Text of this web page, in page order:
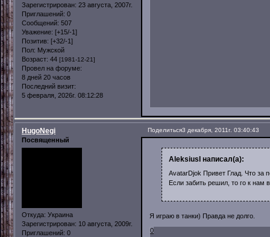
Зарегистрирован: 23 августа, 2007г.
Приглашений: 0
Сообщений: 507
Уважение: [+15/-1]
Позитив: [+32/-1]
Пол: Мужской
Возраст: 44 [1981-12-21]
Провел на форуме:
8 дней 20 часов
Последний визит:
5 февраля, 2026г. 08:12:28
Поделиться3 декабря, 2011г. 03:40:43
HugoNegi
Посвященный
Откуда: Украина
Зарегистрирован: 10 августа, 2009г.
Приглашений: 0
AleksiusI написал(а):
AvatarDjok Привет Глад. Что за
Если забить решил, то го к нам
Я играю в танки) Правда не долго.
0